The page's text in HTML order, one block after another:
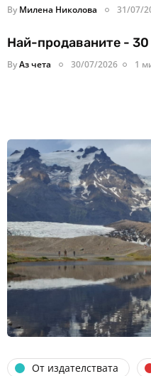
By Милена Николова 31/07/
Най-продаваните -
ByАз чета 30/07/2026 1
От издателствата